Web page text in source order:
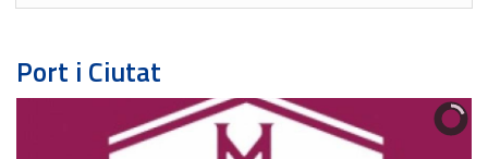
Port i Ciutat